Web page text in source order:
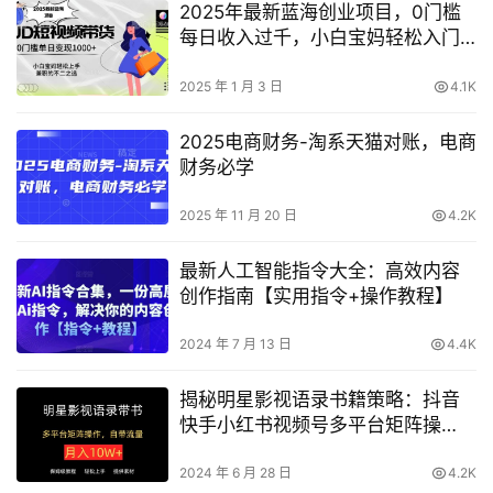
2025年最新蓝海创业项目，0门槛
每日收入过千，小白宝妈轻松入门
2025 年 1 月 3 日 4.1K
2025电商财务-淘系天猫对账，电商
财务必学
2025 年 11 月 20 日 4.2K
最新人工智能指令大全：高效内容
创作指南【实用指令+操作教程】
2024 年 7 月 13 日 4.4K
揭秘明星影视语录书籍策略：抖音
快手小红书视频号多平台矩阵操
2024 年 6 月 28 日 4.2K